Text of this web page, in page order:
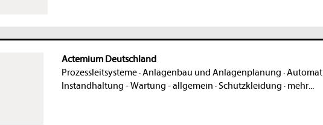
Actemium Deutschland
Prozessleitsysteme·Anlagenbau und Anlagenplanung ·
Instandhaltung - Wartung - allgemein ·Schutzkleidung · mehr...